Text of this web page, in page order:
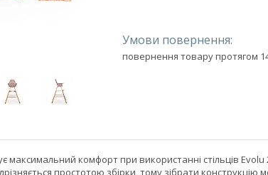
повернення товару протягом
комфорт при використанні стільців Evolu
простотою збірки, тому зібрати